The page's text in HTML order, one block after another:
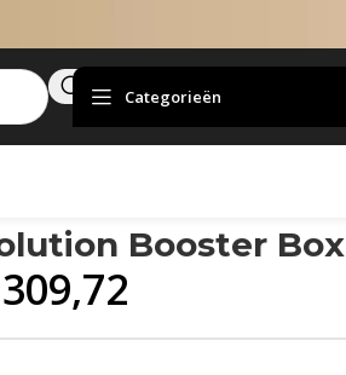
Categorieën
Booster Box
309,72